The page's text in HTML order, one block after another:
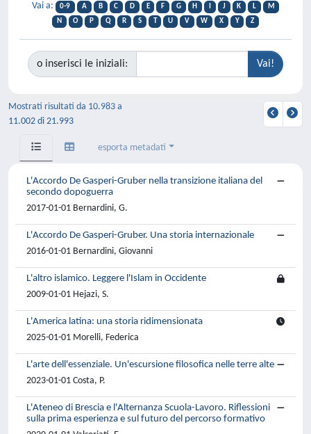
Vai a: 0-9 A B C D E F G H J K L
M
N
O P Q R S T U V W X Y Z
o inserisci le iniziali:
Mostrati risultati da 10.983 a
11.002 di 21.993
esporta metadati
L'Accordo De Gasperi-Gruber nella transizione italiana del
secondo dopoguerra
2017-01-01 Bernardini, G.
L'Accordo De Gasperi-Gruber. Una storia internazionale
2016-01-01 Bernardini, Giovanni
L'altro islamico. Leggere l'Islam in Occidente
2009-01-01 Hejazi, S.
L'America latina: una storia ridimensionata
2025-01-01 Morelli, Federica
L'arte dell'essenziale. Un'escursione filosofica nelle terre alte
2023-01-01 Costa, P.
L'Ateneo di Brescia e l'Alternanza Scuola-Lavoro. Riflessioni
sulla prima esperienza e sul futuro del percorso formativo